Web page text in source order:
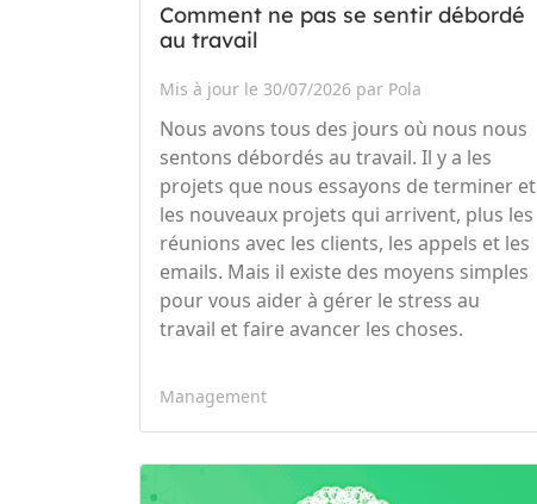
Comment ne pas se sentir débordé
au travail
Mis à jour le 30/07/2026 par Pola
Nous avons tous des jours où nous nous
sentons débordés au travail. Il y a les
projets que nous essayons de terminer et
les nouveaux projets qui arrivent, plus les
réunions avec les clients, les appels et les
emails. Mais il existe des moyens simples
pour vous aider à gérer le stress au
travail et faire avancer les choses.
Management